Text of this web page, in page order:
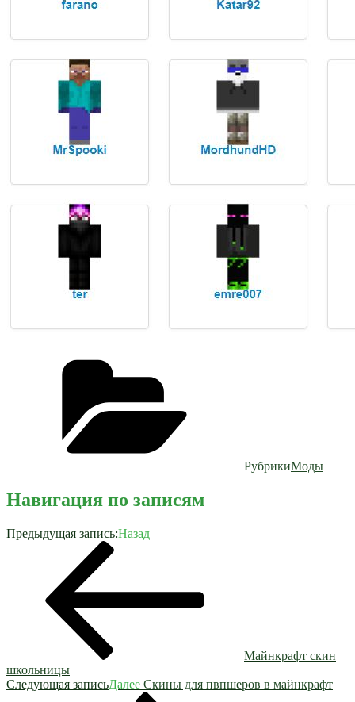
РубрикиМоды
Навигация по записям
Предыдущая запись:Назад
Майнкрафт скин
школьницы
Следующая записьДалее Скины для пвпшеров в майнкрафт